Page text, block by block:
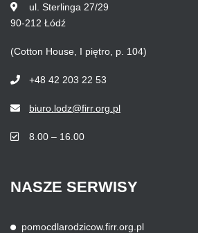
ul. Sterlinga 27/29
90-212 Łódź
(Cotton House, I piętro, p. 104)
+48 42 203 22 53
biuro.lodz@firr.org.pl
8.00 – 16.00
NASZE SERWISY
pomocdlarodzicow.firr.org.pl